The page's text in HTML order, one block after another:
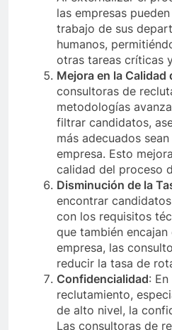
las empresas
trabajo de sus
humanos,
otras tareas críticas
Mejora en la
consultoras de
metodologías
filtrar candidatos,
más adecuados
empresa. Esto
calidad del proceso
Disminución de la
encontrar
con los requisitos
que también
empresa, las
reducir la tasa de
Confidencialidad:
reclutamiento,
de alto nivel, la
Las consultoras de